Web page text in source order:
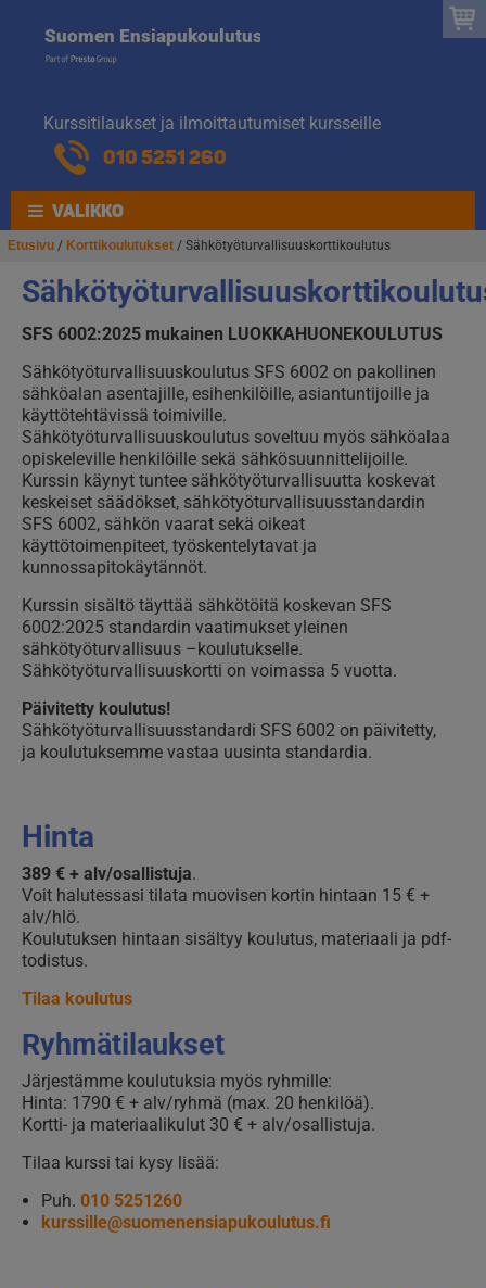
navigointiin
sisältöön
Suomen EnsiapukoulutusSuomen
Kurssitilaukset ja ilmoittautumiset kursseille
010 5251 260
VALIKKO
Etusivu / Korttikoulutukset / Sähkötyöturvallisuuskorttikoulutus
SFS 6002:2025 mukainen LUOKKAHUONEKOULUTUS
Sähkötyöturvallisuuskoulutus SFS 6002 on pakollinen
sähköalan asentajille, esihenkilöille, asiantuntijoille ja
käyttötehtävissä toimiville.
Sähkötyöturvallisuuskoulutus soveltuu myös sähköalaa
opiskeleville henkilöille sekä sähkösuunnittelijoille.
Kurssin käynyt tuntee sähkötyöturvallisuutta koskevat
keskeiset säädökset, sähkötyöturvallisuusstandardin
SFS 6002, sähkön vaarat sekä oikeat
käyttötoimenpiteet, työskentelytavat ja
kunnossapitokäytännöt.
Kurssin sisältö täyttää sähkötöitä koskevan SFS
6002:2025 standardin vaatimukset yleinen
sähkötyöturvallisuus –koulutukselle.
Sähkötyöturvallisuuskortti on voimassa 5 vuotta.
Päivitetty koulutus!
Sähkötyöturvallisuusstandardi SFS 6002 on päivitetty,
ja koulutuksemme vastaa uusinta standardia.
Hinta
389 € + alv/osallistuja.
Voit halutessasi tilata muovisen kortin hintaan 15 € +
alv/hlö.
Koulutuksen hintaan sisältyy koulutus, materiaali ja pdf-
todistus.
Tilaa koulutus
Ryhmätilaukset
Järjestämme koulutuksia myös ryhmille:
Hinta: 1790 € + alv/ryhmä (max. 20 henkilöä).
Kortti- ja materiaalikulut 30 € + alv/osallistuja.
Tilaa kurssi tai kysy lisää:
Puh. 010 5251260
kurssille@suomenensiapukoulutus.fi